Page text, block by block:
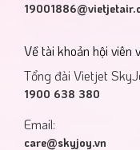
Về tài khoản hội
Tổng đài Vietjet
1900 638 380
Email:
care@skyjoy.vn